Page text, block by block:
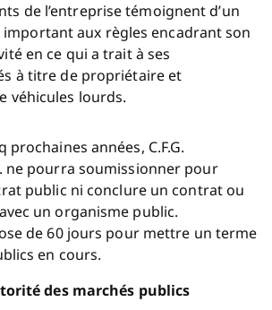
de l’entreprise témoignent d’un
aux règles encadrant son
en ce qui a trait à ses
à titre de propriétaire et
véhicules lourds.
prochaines années, C.F.G.
ne pourra soumissionner pour
public ni conclure un contrat ou
un organisme public.
de 60 jours pour mettre un terme
en cours.
des marchés publics